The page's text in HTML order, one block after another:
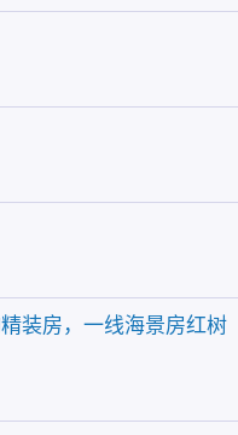
装房，一线海景房红树